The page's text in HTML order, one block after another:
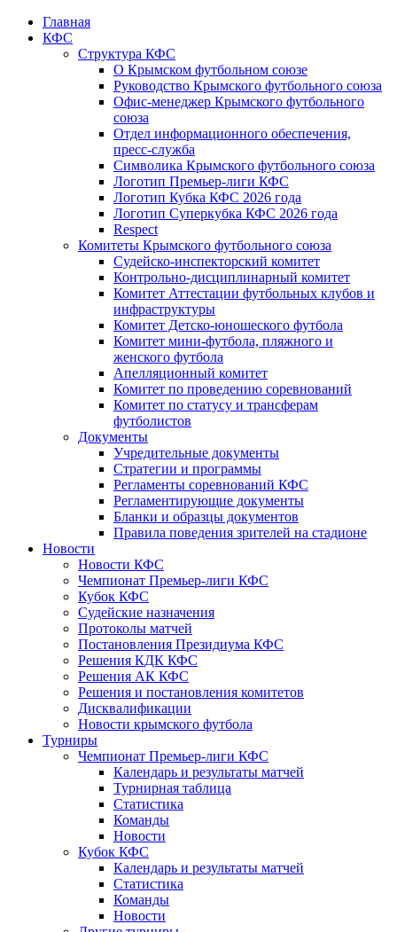
Главная
КФС
Структура КФС
О Крымском футбольном союзе
Руководство Крымского футбольного союза
Офис-менеджер Крымского футбольного
союза
Отдел информационного обеспечения,
пресс-служба
Символика Крымского футбольного союза
Логотип Премьер-лиги КФС
Логотип Кубка КФС 2026 года
Логотип Суперкубка КФС 2026 года
Respect
Комитеты Крымского футбольного союза
Судейско-инспекторский комитет
Контрольно-дисциплинарный комитет
Комитет Аттестации футбольных клубов и
инфраструктуры
Комитет Детско-юношеского футбола
Комитет мини-футбола, пляжного и
женского футбола
Апелляционный комитет
Комитет по проведению соревнований
Комитет по статусу и трансферам
футболистов
Документы
Учредительные документы
Стратегии и программы
Регламенты соревнований КФС
Регламентирующие документы
Бланки и образцы документов
Правила поведения зрителей на стадионе
Новости
Новости КФС
Чемпионат Премьер-лиги КФС
Кубок КФС
Судейские назначения
Протоколы матчей
Постановления Президиума КФС
Решения КДК КФС
Решения АК КФС
Решения и постановления комитетов
Дисквалификации
Новости крымского футбола
Турниры
Чемпионат Премьер-лиги КФС
Календарь и результаты матчей
Турнирная таблица
Статистика
Команды
Новости
Кубок КФС
Календарь и результаты матчей
Статистика
Команды
Новости